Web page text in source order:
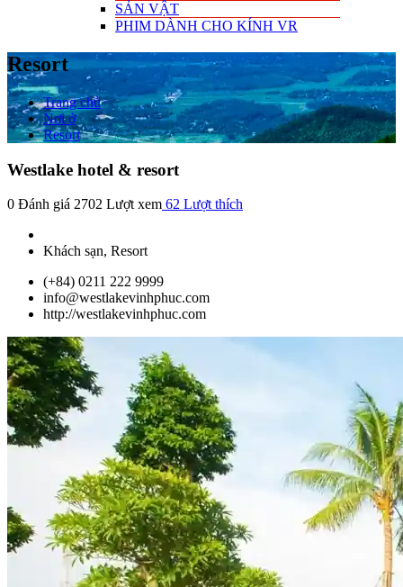
SẢN VẬT
PHIM DÀNH CHO KÍNH VR
Resort
Trang chủ
Nơi ở
Resort
Westlake hotel & resort
0 Đánh giá 2702 Lượt xem 62 Lượt thích
Khách sạn, Resort
(+84) 0211 222 9999
info@westlakevinhphuc.com
http://westlakevinhphuc.com